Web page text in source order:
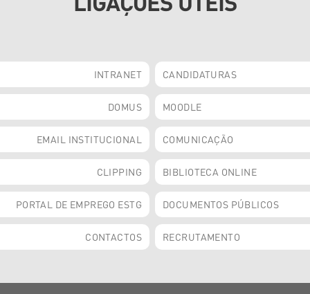
INTRANET CANDIDATURAS
DOMUS MOODLE
EMAIL INSTITUCIONAL COMUNICAÇÃO
CLIPPING BIBLIOTECA ONLINE
PORTAL DE EMPREGO ESTG DOCUMENTOS PÚBLICOS
CONTACTOS RECRUTAMENTO